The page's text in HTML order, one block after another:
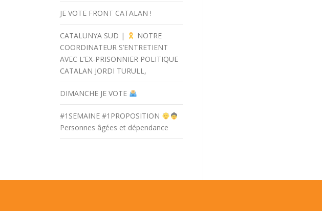
JE VOTE FRONT CATALAN !
CATALUNYA SUD |
NOTRE
COORDINATEUR S’ENTRETIENT
AVEC L’EX-PRISONNIER POLITIQUE
CATALAN JORDI TURULL,
DIMANCHE JE VOTE
#1SEMAINE #1PROPOSITION
Personnes âgées et dépendance